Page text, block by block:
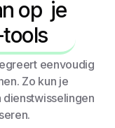
op je
eenvoudig
Zo kun je